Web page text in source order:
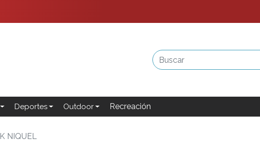
Deportes Outdoor Recreación
NIQUEL